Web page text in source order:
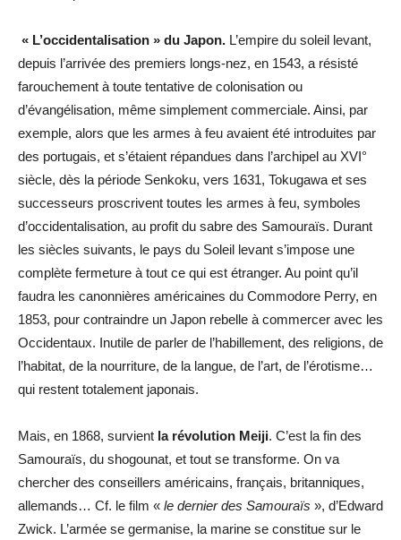
« L’occidentalisation » du Japon. L’empire du soleil levant,
depuis l’arrivée des premiers longs-nez, en 1543, a résisté
farouchement à toute tentative de colonisation ou
d’évangélisation, même simplement commerciale. Ainsi, par
exemple, alors que les armes à feu avaient été introduites par
des portugais, et s’étaient répandues dans l’archipel au XVI°
siècle, dès la période Senkoku, vers 1631, Tokugawa et ses
successeurs proscrivent toutes les armes à feu, symboles
d’occidentalisation, au profit du sabre des Samouraïs. Durant
les siècles suivants, le pays du Soleil levant s’impose une
complète fermeture à tout ce qui est étranger. Au point qu’il
faudra les canonnières américaines du Commodore Perry, en
1853, pour contraindre un Japon rebelle à commercer avec les
Occidentaux. Inutile de parler de l’habillement, des religions, de
l’habitat, de la nourriture, de la langue, de l’art, de l’érotisme…
qui restent totalement japonais.
Mais, en 1868, survient la révolution Meiji. C’est la fin des
Samouraïs, du shogounat, et tout se transforme. On va
chercher des conseillers américains, français, britanniques,
allemands… Cf. le film « le dernier des Samouraïs », d’Edward
Zwick. L’armée se germanise, la marine se constitue sur le